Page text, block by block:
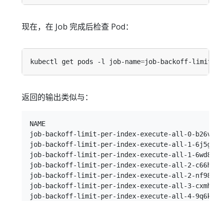
现在，在 Job 完成后检查 Pod：
kubectl get pods -l job-name=
返回的输出类似与：
NAME
job-backoff-limit-per-index-execute-all-0-
job-backoff-limit-per-index-execute-all-1-
job-backoff-limit-per-index-execute-all-1-
job-backoff-limit-per-index-execute-all-2-
job-backoff-limit-per-index-execute-all-2-
job-backoff-limit-per-index-execute-all-3-
job-backoff-limit-per-index-execute-all-4-